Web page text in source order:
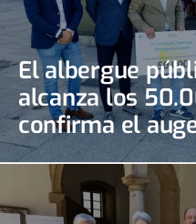
El albergue
alcanza los
confirma el
Camino